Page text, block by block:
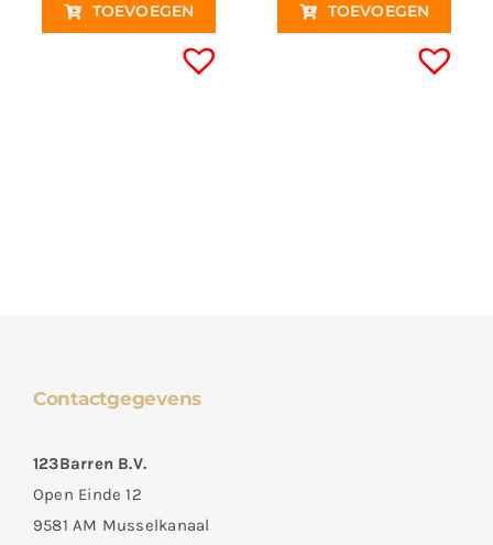
TOEVOEGEN TOEVOEGEN
Contactgegevens
123Barren B.V.
Open Einde 12
9581 AM Musselkanaal